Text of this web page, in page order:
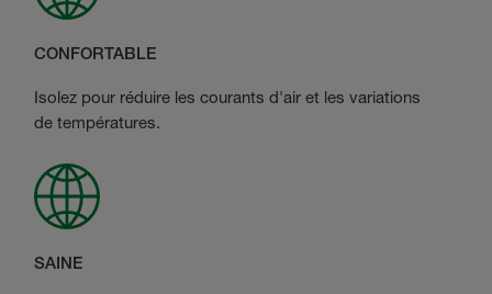
CONFORTABLE
Isolez pour réduire les courants d'air et les variations
de températures.
SAINE